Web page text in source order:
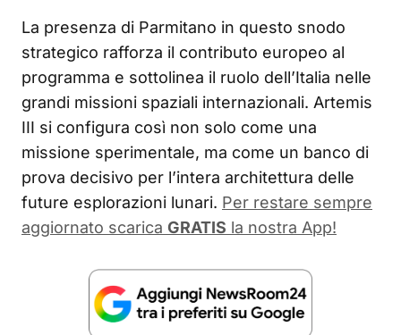
La presenza di Parmitano in questo snodo
strategico rafforza il contributo europeo al
programma e sottolinea il ruolo dell’Italia nelle
grandi missioni spaziali internazionali. Artemis
III si configura così non solo come una
missione sperimentale, ma come un banco di
prova decisivo per l’intera architettura delle
future esplorazioni lunari. Per restare sempre
aggiornato scarica GRATIS la nostra App!